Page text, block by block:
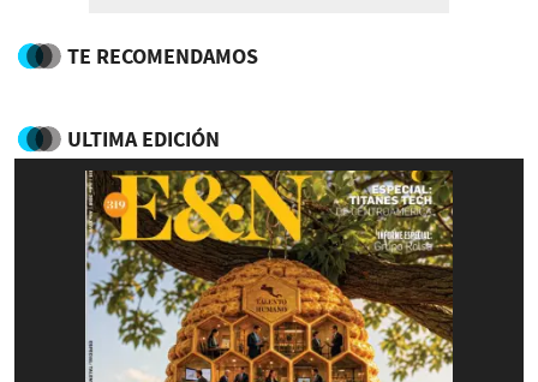
TE RECOMENDAMOS
ULTIMA EDICIÓN